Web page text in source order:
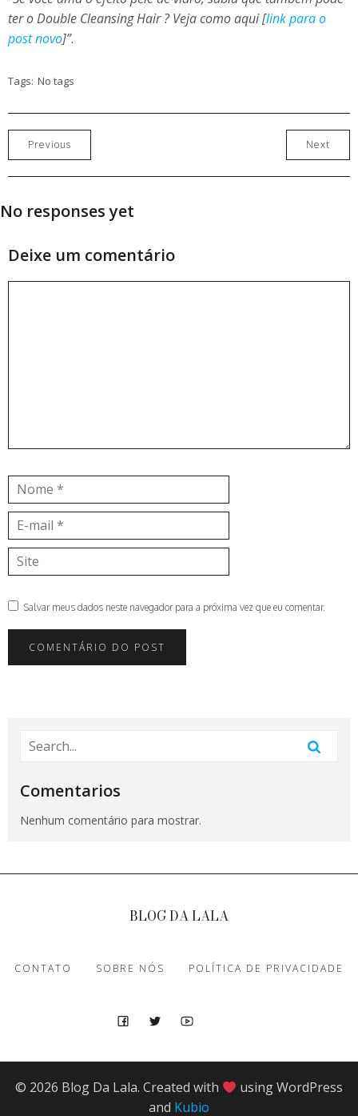
ter o Double Cleansing Hair ? Veja como aqui [link para o
post novo]”.
Tags: No tags
Previous Next
No responses yet
Deixe um comentário
Nome
mail
Site
Salvar meus dados neste navegador para a próxima vez que eu comentar.
Comentarios
Nenhum comentário para mostrar.
BLOG DA LALA
CONTATO SOBRE NÓS POLÍTICA DE PRIVACIDADE
© 2026 Blog Da Lala. Created with
using WordPress
and Kubio